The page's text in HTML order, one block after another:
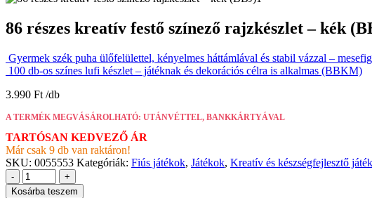
86 részes kreatív festő színező rajzkészlet – kék
Gyermek szék puha ülőfelülettel, kényelmes háttámlával és stabil vázzal –
100 db-os színes lufi készlet – játéknak és dekorációs célra is alkalmas (BBKM)
3.990 Ft
A TERMÉK MEGVÁSÁROLHATÓ: UTÁNVÉTTEL, BANKKÁRTYÁVAL
TARTÓSAN KEDVEZŐ ÁR
Már csak 9 db van raktáron!
SKU: 0055553 Kategóriák: Fiús játékok, Játékok, Kreatív és készségfejlesztő
-
+
Kosárba teszem